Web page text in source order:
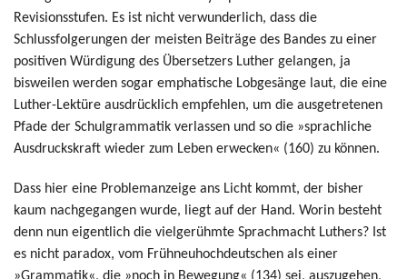
Revisionsstufen. Es ist nicht verwunderlich, dass die
Schlussfolgerungen der meisten Beiträge des Bandes zu einer
positiven Würdigung des Übersetzers Luther gelangen, ja
bisweilen werden sogar emphatische Lobgesänge laut, die eine
Luther-Lektüre ausdrücklich empfehlen, um die ausgetretenen
Pfade der Schulgrammatik verlassen und so die »sprachliche
Ausdruckskraft wieder zum Leben erwecken« (160) zu können.
Dass hier eine Problemanzeige ans Licht kommt, der bisher
kaum nachgegangen wurde, liegt auf der Hand. Worin besteht
denn nun eigentlich die vielgerühmte Sprachmacht Luthers? Ist
es nicht paradox, vom Frühneuhochdeutschen als einer
»Grammatik«, die »noch in Bewegung« (134) sei, auszugehen,